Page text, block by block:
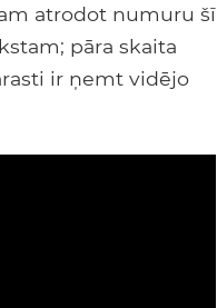
atrodot numuru šī
pāra skaita
ir ņemt vidējo